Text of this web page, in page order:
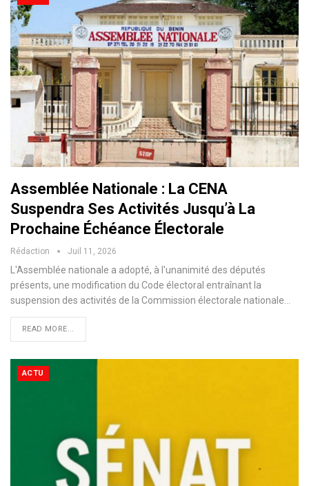
Assemblée Nationale : La CENA
Suspendra Ses Activités Jusqu’à La
Prochaine Échéance Électorale
Rédaction Juil 11, 2026
L'Assemblée nationale a adopté, à l'unanimité des députés
présents, une modification du Code électoral entraînant la
suspension des activités de la Commission électorale nationale…
READ MORE...
ACTU